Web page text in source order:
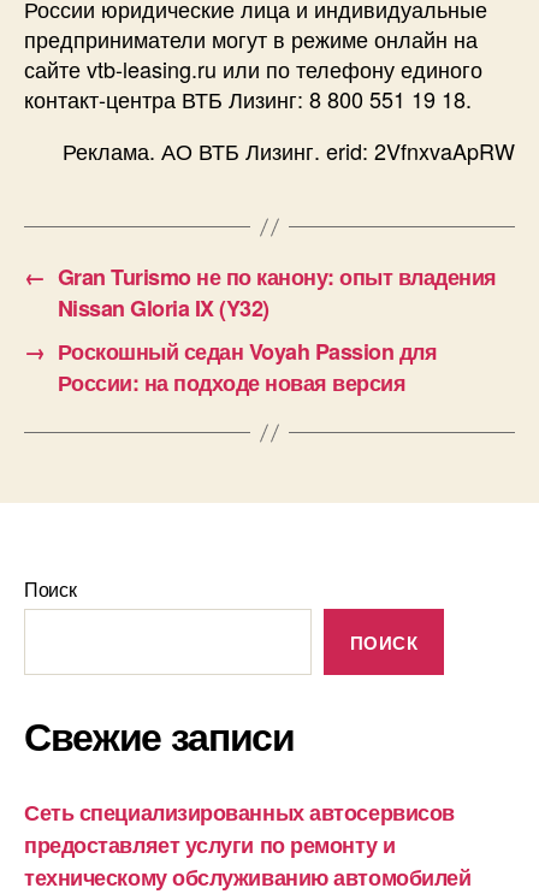
России юридические лица и индивидуальные
предприниматели могут в режиме онлайн на
сайте vtb-leasing.ru или по телефону единого
контакт-центра ВТБ Лизинг: 8 800 551 19 18.
Реклама. АО ВТБ Лизинг. erid: 2VfnxvaApRW
← Gran Turismo не по канону: опыт владения
Nissan Gloria IX (Y32)
→ Роскошный седан Voyah Passion для
России: на подходе новая версия
Поиск
ПОИСК
Свежие записи
Сеть специализированных автосервисов
предоставляет услуги по ремонту и
техническому обслуживанию автомобилей